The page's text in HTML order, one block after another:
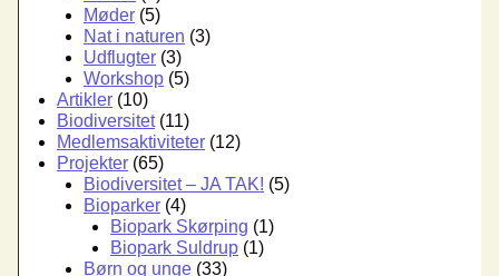
Møder (5)
Nat i naturen (3)
Udflugter (3)
Workshop (5)
Artikler (10)
Biodiversitet(11)
Medlemsaktiviteter (12)
Projekter (65)
Biodiversitet – JA TAK! (5)
Bioparker (4)
Biopark Skørping (1)
Biopark Suldrup (1)
Børn og unge (33)